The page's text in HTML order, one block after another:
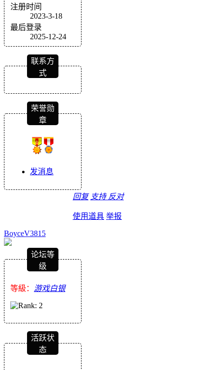
注册时间
2023-3-18
最后登录
2025-12-24
联系方
式
荣誉勋
章
发消息
回复 支持 反对
使用道具 举报
BoyceV3815
论坛等
级
等級： 游戏白银
活跃状
态